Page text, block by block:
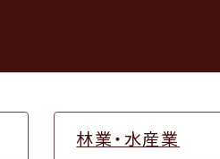
林業・水産業